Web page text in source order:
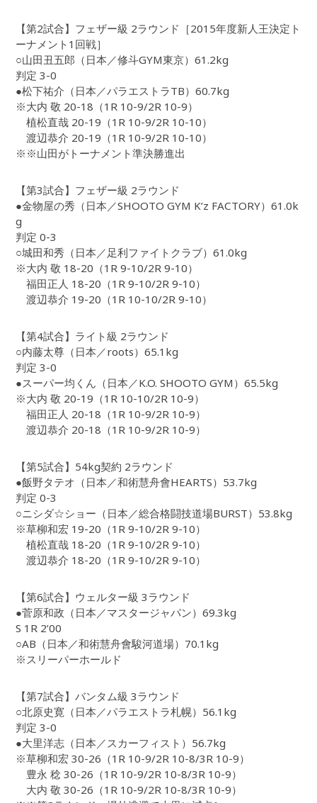
【第2試合】フェザー級 2ラウンド［2015年度新人王決定ト
ーナメント1回戦］
○山田丑五郎（日本／修斗GYM東京）61.2kg
判定 3-0
●松下祐介（日本／パラエストラTB）60.7kg
※大内 敬 20-18（1R 10-9/2R 10-9）
植松直哉 20-19（1R 10-9/2R 10-10）
渡辺恭介 20-19（1R 10-9/2R 10-10）
※※山田がトーナメント準決勝進出
【第3試合】フェザー級 2ラウンド
●金物屋の秀（日本／SHOOTO GYM K’z FACTORY）61.0k
g
判定 0-3
○城田和秀（日本／足利ファイトクラブ）61.0kg
※大内 敬 18-20（1R 9-10/2R 9-10）
福田正人 18-20（1R 9-10/2R 9-10）
渡辺恭介 19-20（1R 10-10/2R 9-10）
【第4試合】ライト級 2ラウンド
○内藤太尊（日本／roots）65.1kg
判定 3-0
●スーパー均くん（日本／K.O. SHOOTO GYM）65.5kg
※大内 敬 20-19（1R 10-10/2R 10-9）
福田正人 20-18（1R 10-9/2R 10-9）
渡辺恭介 20-18（1R 10-9/2R 10-9）
【第5試合】54kg契約 2ラウンド
●飯野タテオ（日本／和術慧舟會HEARTS）53.7kg
判定 0-3
○ニシダ☆ショー（日本／総合格闘技道場BURST）53.8kg
※草柳和宏 19-20（1R 9-10/2R 9-10）
植松直哉 18-20（1R 9-10/2R 9-10）
渡辺恭介 18-20（1R 9-10/2R 9-10）
【第6試合】ウェルター級 3ラウンド
●菅原和政（日本／マスタージャパン）69.3kg
S 1R 2’00
○AB（日本／和術慧舟會駿河道場）70.1kg
※スリーパーホールド
【第7試合】バンタム級 3ラウンド
○北原史寛（日本／パラエストラ札幌）56.1kg
判定 3-0
●大里洋志（日本／スカーフィスト）56.7kg
※草柳和宏 30-26（1R 10-9/2R 10-8/3R 10-9）
豊永 稔 30-26（1R 10-9/2R 10-8/3R 10-9）
大内 敬 30-26（1R 10-9/2R 10-8/3R 10-9）